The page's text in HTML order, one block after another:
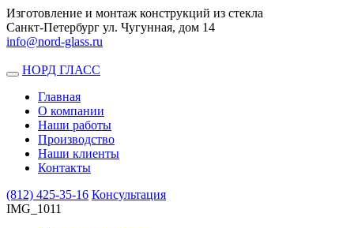
Изготовление и монтаж конструкций из стекла
Санкт-Петербург ул. Чугунная, дом 14
info@nord-glass.ru
Toggle
navigation
НОРД ГЛАСС
Главная
О компании
Наши работы
Производство
Наши клиенты
Контакты
(812) 425-35-16 Консультация
IMG_1011